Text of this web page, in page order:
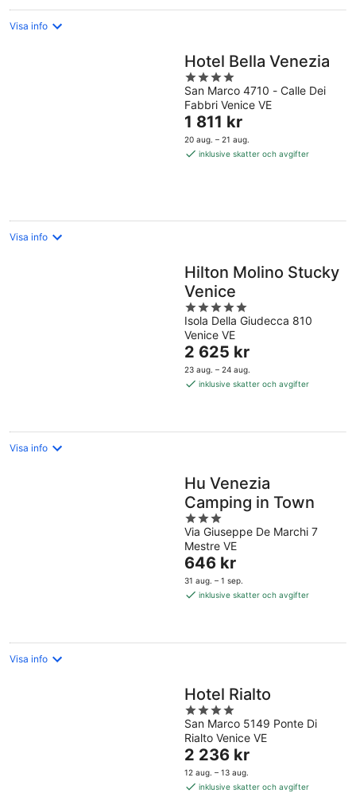
Visa info
Hotel Bella Venezia
4
out
of
5
San Marco 4710 - Calle Dei
Fabbri Venice VE
Priset
är
1 811 kr
1 811 kr
20 aug. – 21 aug.
inklusive skatter och avgifter
Visa info
Hilton Molino Stucky
Venice
5
out
of
5
Isola Della Giudecca 810
Venice VE
Priset
är
2 625 kr
2 625 kr
23 aug. – 24 aug.
inklusive skatter och avgifter
Visa info
Hu Venezia
Camping in Town
3
out
of
5
Via Giuseppe De Marchi 7
Mestre VE
Priset
är
646 kr
646 kr
31 aug. – 1 sep.
inklusive skatter och avgifter
Visa info
Hotel Rialto
4
out
of
5
San Marco 5149 Ponte Di
Rialto Venice VE
Priset
är
2 236 kr
2 236 kr
12 aug. – 13 aug.
inklusive skatter och avgifter